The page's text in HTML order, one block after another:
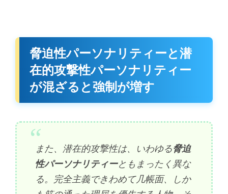
脅迫性パーソナリティーと潜
在的攻撃性パーソナリティー
が混ざると強制が増す
また、潜在的攻撃性は、いわゆる脅迫
性パーソナリティーともまったく異な
る。完全主義できわめて几帳面、しか